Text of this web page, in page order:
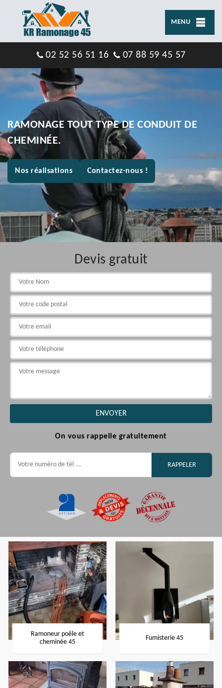
MENU
02 52 56 51 16 07 88 59 45 57
RAMONAGE TOUT TYPE DE CONDUIT DE
CHEMINÉE.
Nos réalisations Contactez-nous !
Devis gratuit
On vous rappelle gratuitement
Ramoneur poêle et
cheminée 45
Fumisterie 45